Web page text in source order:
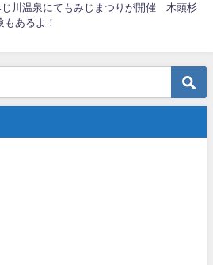
じ川温泉にてもみじまつりが開催 木頭杉
もあるよ！